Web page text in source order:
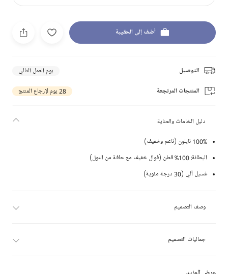
أضف إلى الحقيبة
التوصيل يوم العمل التالي
المنتجات المرتجعة 28 يوم لإرجاع المنتج
دليل الخامات والعناية
100% نايلون (ناعم وخفيف)
البطانة: 100% قطن (فوال خفيف مع حافة من التول)
غسيل آلي (30 درجة مئوية)
وصف التصميم
جماليات التصميم